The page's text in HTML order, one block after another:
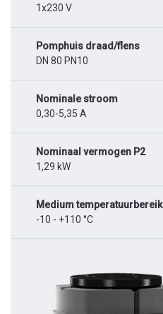
1x230 V
Pomphuis draad/flens
DN 80 PN10
Nominale stroom
0,30-5,35 A
Nominaal vermogen P2
1,29 kW
Medium temperatuurbereik
-10 - +110 °C